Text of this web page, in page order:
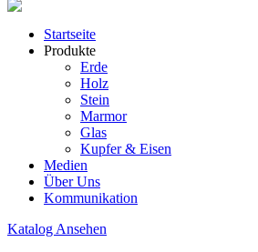
Startseite
Produkte
Erde
Holz
Stein
Marmor
Glas
Kupfer & Eisen
Medien
Über Uns
Kommunikation
Katalog Ansehen